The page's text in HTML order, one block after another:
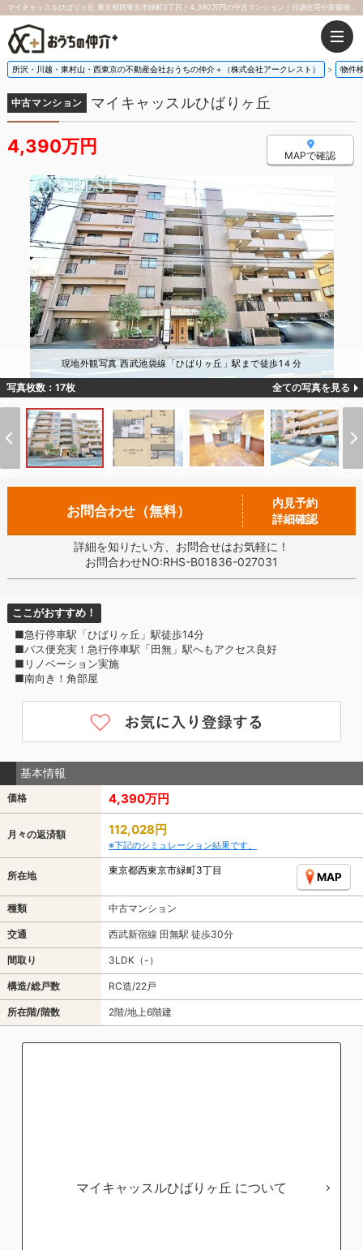
所沢・川越・東村山・西東京の不動産会社おうちの仲介＋（株式会社アークレスト） 物件
中古マンション マイキャッスルひばりヶ丘
4,390万円 MAPで確認
現地外観写真 西武池袋線「ひばりヶ丘」駅まで徒歩1４分
写真枚数：17枚 全ての写真を見る
お問合わせ（無料）
内見予約
詳細確認
詳細を知りたい方、お問合せはお気軽に！
お問合わせNO:RHS-B01836-027031
ここがおすすめ！
■急行停車駅「ひばりヶ丘」駅徒歩14分
■バス便充実！急行停車駅「田無」駅へもアクセス良好
■リノベーション実施
■南向き！角部屋
基本情報
価格 4,390万円
月々の返済額 112,028円
※下記のシミュレーション結果です。
所在地 東京都西東京市緑町3丁目
MAP
種類 中古マンション
交通 西武新宿線 田無駅 徒歩30分
間取り 3LDK（-）
構造/総戸数 RC造/22戸
所在階/階数 2階/地上6階建
マイキャッスルひばりヶ丘